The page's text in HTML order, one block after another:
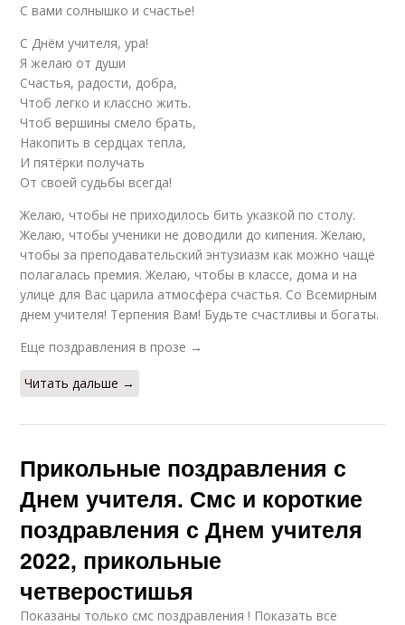
С вами солнышко и счастье!
С Днём учителя, ура!
Я желаю от души
Счастья, радости, добра,
Чтоб легко и классно жить.
Чтоб вершины смело брать,
Накопить в сердцах тепла,
И пятёрки получать
От своей судьбы всегда!
Желаю, чтобы не приходилось бить указкой по столу.
Желаю, чтобы ученики не доводили до кипения. Желаю,
чтобы за преподавательский энтузиазм как можно чаще
полагалась премия. Желаю, чтобы в классе, дома и на
улице для Вас царила атмосфера счастья. Со Всемирным
днем учителя! Терпения Вам! Будьте счастливы и богаты.
Еще поздравления в прозе →
Читать дальше →
Прикольные поздравления с
Днем учителя. Смс и короткие
поздравления с Днем учителя
2022, прикольные
четверостишья
Показаны только смс поздравления ! Показать все